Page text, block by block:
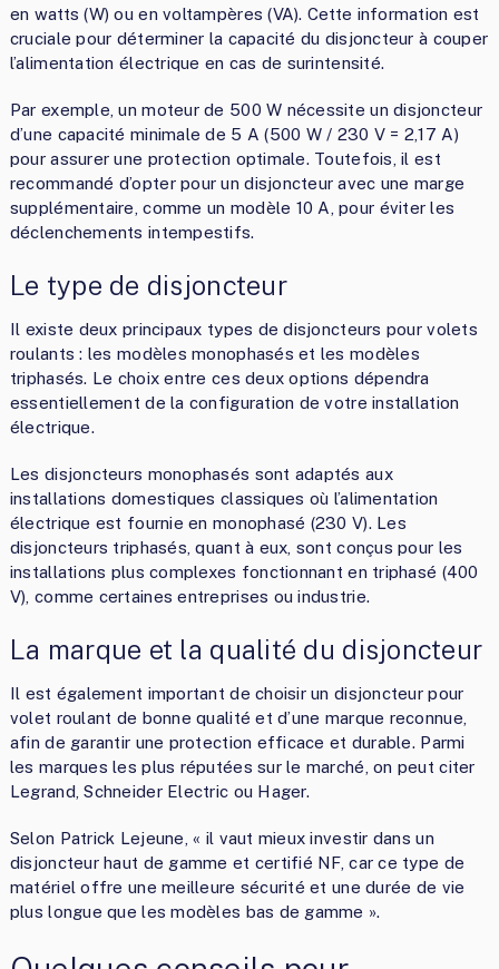
en watts (W) ou en voltampères (VA). Cette information est
cruciale pour déterminer la capacité du disjoncteur à couper
l’alimentation électrique en cas de surintensité.
Par exemple, un moteur de 500 W nécessite un disjoncteur
d’une capacité minimale de 5 A (500 W / 230 V = 2,17 A)
pour assurer une protection optimale. Toutefois, il est
recommandé d’opter pour un disjoncteur avec une marge
supplémentaire, comme un modèle 10 A, pour éviter les
déclenchements intempestifs.
Le type de disjoncteur
Il existe deux principaux types de disjoncteurs pour volets
roulants : les modèles monophasés et les modèles
triphasés. Le choix entre ces deux options dépendra
essentiellement de la configuration de votre installation
électrique.
Les disjoncteurs monophasés sont adaptés aux
installations domestiques classiques où l’alimentation
électrique est fournie en monophasé (230 V). Les
disjoncteurs triphasés, quant à eux, sont conçus pour les
installations plus complexes fonctionnant en triphasé (400
V), comme certaines entreprises ou industrie.
La marque et la qualité du disjoncteur
Il est également important de choisir un disjoncteur pour
volet roulant de bonne qualité et d’une marque reconnue,
afin de garantir une protection efficace et durable. Parmi
les marques les plus réputées sur le marché, on peut citer
Legrand, Schneider Electric ou Hager.
Selon Patrick Lejeune, « il vaut mieux investir dans un
disjoncteur haut de gamme et certifié NF, car ce type de
matériel offre une meilleure sécurité et une durée de vie
plus longue que les modèles bas de gamme ».